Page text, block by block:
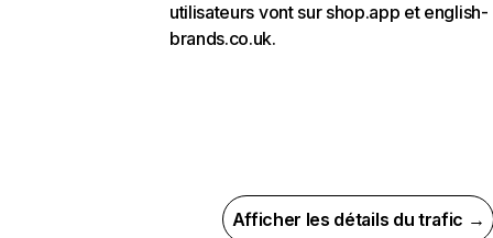
utilisateurs vont sur shop.app et english-
brands.co.uk.
Afficher les détails du trafic →